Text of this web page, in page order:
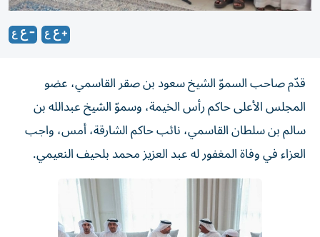
قدّم صاحب السموّ الشيخ سعود بن صقر القاسمي، عضو
المجلس الأعلى حاكم رأس الخيمة، وسموّ الشيخ عبدالله بن
سالم بن سلطان القاسمي، نائب حاكم الشارقة، أمس، واجب
العزاء في وفاة المغفور له عبد العزيز محمد بلحيف النعيمي.